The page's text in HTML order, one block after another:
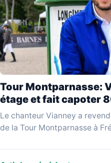
Tour Montparnasse:
étage et fait capoter
Le chanteur Vianney a
de la Tour Montparnasse à